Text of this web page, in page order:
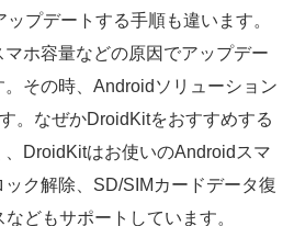
プデートする手順も違います。
ホ容量などの原因でアップデー
。その時、Androidソリューション
。なぜかDroidKitをおすすめする
DroidKitはお使いのAndroidスマ
ク解除、SD/SIMカードデータ復
どもサポートしています。